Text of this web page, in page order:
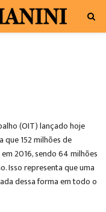
(OIT) lançado hoje
que 152 milhões de
2016, sendo 64 milhões
Isso representa que uma
dessa forma em todo o